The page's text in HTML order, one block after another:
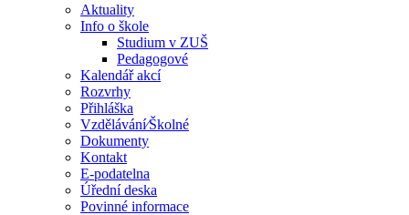
Aktuality
Info o škole
Studium v ZUŠ
Pedagogové
Kalendář akcí
Rozvrhy
Přihláška
Vzdělávání⁄Školné
Dokumenty
Kontakt
E-podatelna
Úřední deska
Povinné informace